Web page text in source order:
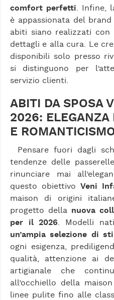
comfort perfetti . Infine,
è appassionata del
abiti siano realizzati con
dettagli e alla cura. Le
disponibili solo presso
si distinguono per
servizio clienti.
ABITI DA SPOSA
2026: ELEGANZA
E
Pensare fuori dagli
tendenze delle
rinunciare mai
questo obiettivoVeni
maison di origini
progetto della nuova
per il 2026 . Modelli
un’ampia selezione di
ogni esigenza,
qualità, attenzione ai
artigianale che
all’occhiello della
linee pulite fino alle